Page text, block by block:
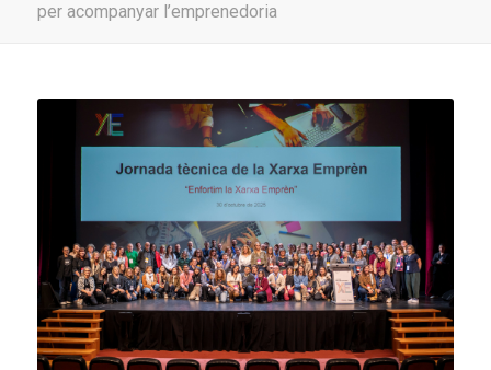
per acompanyar l’emprenedoria